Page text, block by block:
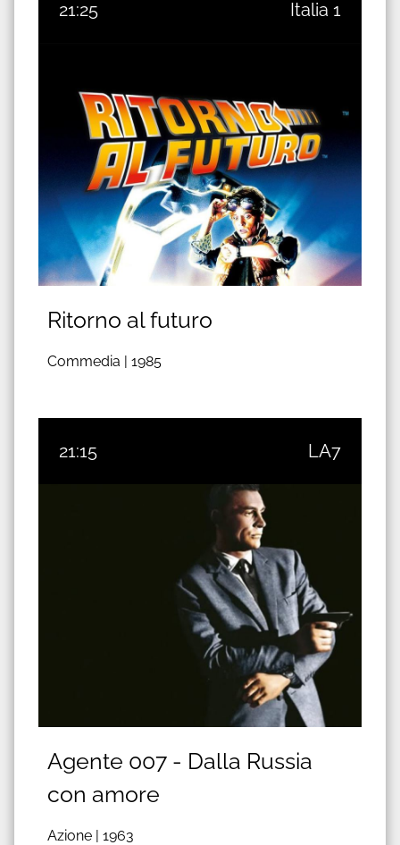
21:25 Italia 1
Ritorno al futuro
Commedia | 1985
21:15 LA7
Agente 007 - Dalla Russia
con amore
Azione | 1963